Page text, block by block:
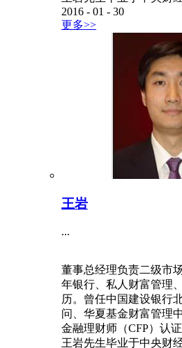
2016 - 01 - 30
更多>>
王岩
...
董事总经理负责二级市
年银行、私人财富管理
历。曾任中国建设银行
问、华夏基金财富管理
金融理财师（CFP）认
王岩先生毕业于中央财